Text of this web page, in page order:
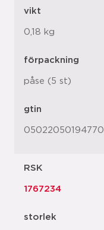
vikt
0,18 kg
förpackning
påse (5 st)
gtin
05022050194770
RSK
1767234
storlek